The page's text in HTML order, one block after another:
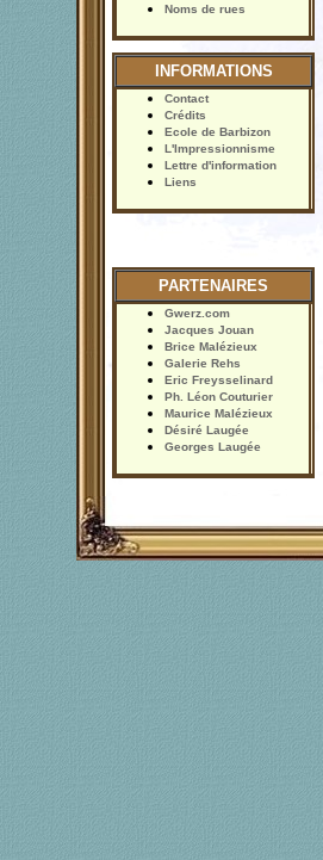
Noms de rues
INFORMATIONS
Contact
Crédits
Ecole de Barbizon
L'Impressionnisme
Lettre d'information
Liens
PARTENAIRES
Gwerz.com
Jacques Jouan
Brice Malézieux
Galerie Rehs
Eric Freysselinard
Ph. Léon Couturier
Maurice Malézieux
Désiré Laugée
Georges Laugée